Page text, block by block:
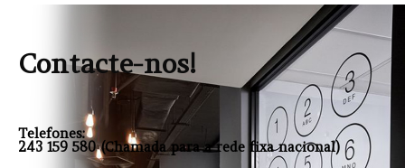
Contacte-nos!
Telefones:
243 159 580 (Chamada para a rede fixa nacional)